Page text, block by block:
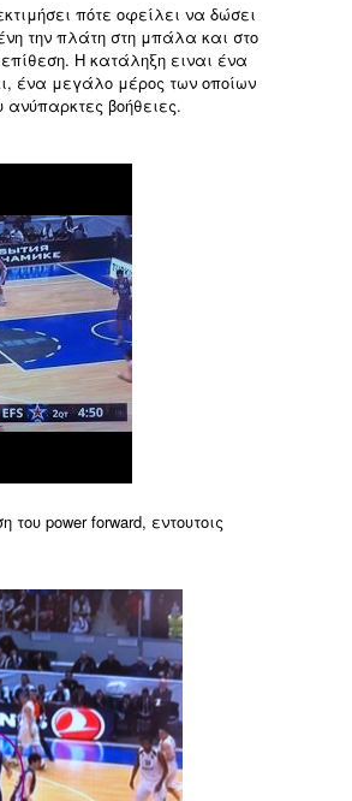
πότε οφείλει να δώσει
την πλάτη στη μπάλα και στο
επίθεση. Η κατάληξη ειναι ένα
ένα μεγάλο μέρος των οποίων
ανύπαρκτες βοήθειες.
power forward, εντουτοις